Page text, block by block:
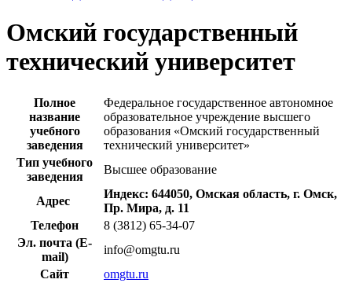
Омский государственный
технический университет
Полное
название
учебного
заведения
Федеральное государственное автономное
образовательное учреждение высшего
образования «Омский государственный
технический университет»
Тип учебного
заведения
Высшее образование
Адрес
Индекс: 644050, Омская область, г. Омск,
Пр. Мира, д. 11
Телефон
8 (3812) 65-34-07
Эл. почта (E-
mail)
info@omgtu.ru
Сайт
omgtu.ru